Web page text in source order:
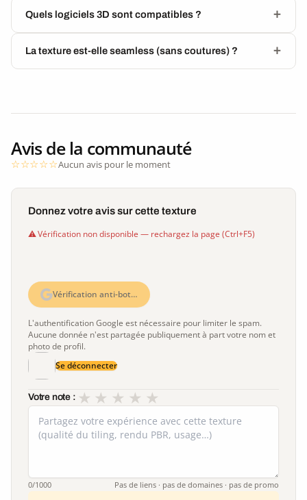
Quels logiciels 3D sont compatibles ?
La texture est-elle seamless (sans coutures) ?
Avis de la communauté
Aucun avis pour le moment
Donnez votre avis sur cette texture
Vérification non disponible — rechargez la page (Ctrl+F5)
Vérification anti-bot…
L'authentification Google est nécessaire pour limiter le spam.
Aucune donnée n'est partagée publiquement à part votre nom et
photo de profil.
Se déconnecter
Votre note : ★
★
★
★
★
0/1000 Pas de liens · pas de domaines · pas de promo